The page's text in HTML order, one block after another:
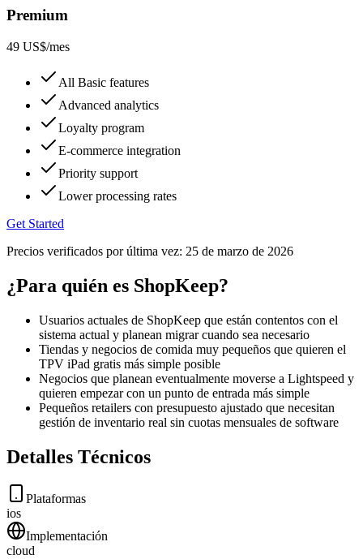
Premium
49 US$/mes
All Basic features
Advanced analytics
Loyalty program
E-commerce integration
Priority support
Lower processing rates
Get Started
Precios verificados por última vez: 25 de marzo de 2026
¿Para quién es ShopKeep?
Usuarios actuales de ShopKeep que están contentos con el
sistema actual y planean migrar cuando sea necesario
Tiendas y negocios de comida muy pequeños que quieren el
TPV iPad gratis más simple posible
Negocios que planean eventualmente moverse a Lightspeed y
quieren empezar con un punto de entrada más simple
Pequeños retailers con presupuesto ajustado que necesitan
gestión de inventario real sin cuotas mensuales de software
Detalles Técnicos
Plataformas
ios
Implementación
cloud